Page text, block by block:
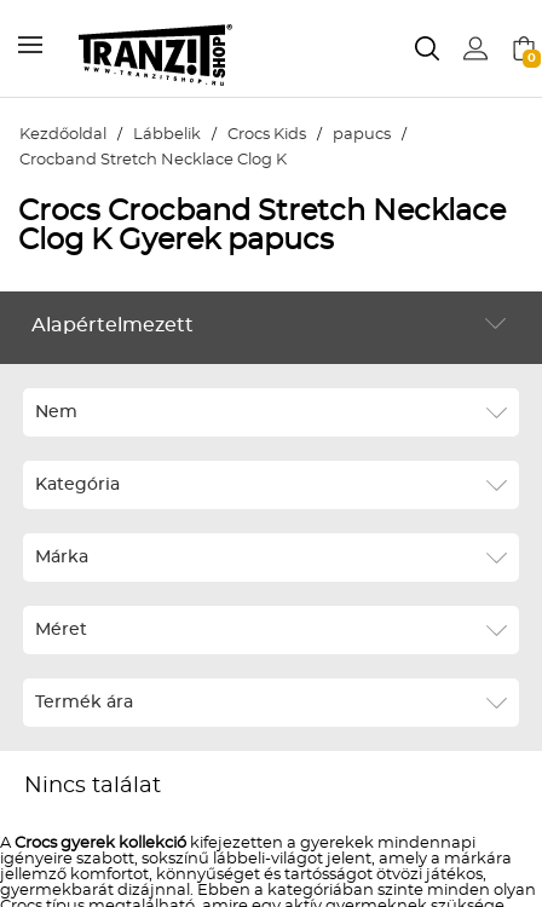
0
Kezdőoldal / Lábbelik / Crocs Kids / papucs /
Crocband Stretch Necklace Clog K
Crocs Crocband Stretch Necklace
Clog K Gyerek papucs
LÁBBELIK
Alapértelmezett
Alapértelmezett
Legújabbak
Ár szerint növekvő
Téli termékek előre ár szerint növekvő
Nem
Kategória
Márka
Méret
Termék ára
Nincs találat
ACrocs gyerek kollekció kifejezetten a gyerekek mindennapi
igényeire szabott, sokszínű lábbeli-világot jelent, amely a márkára
jellemző komfortot, könnyűséget és tartósságot ötvözi játékos,
gyermekbarát dizájnnal. Ebben a kategóriában szinte minden olyan